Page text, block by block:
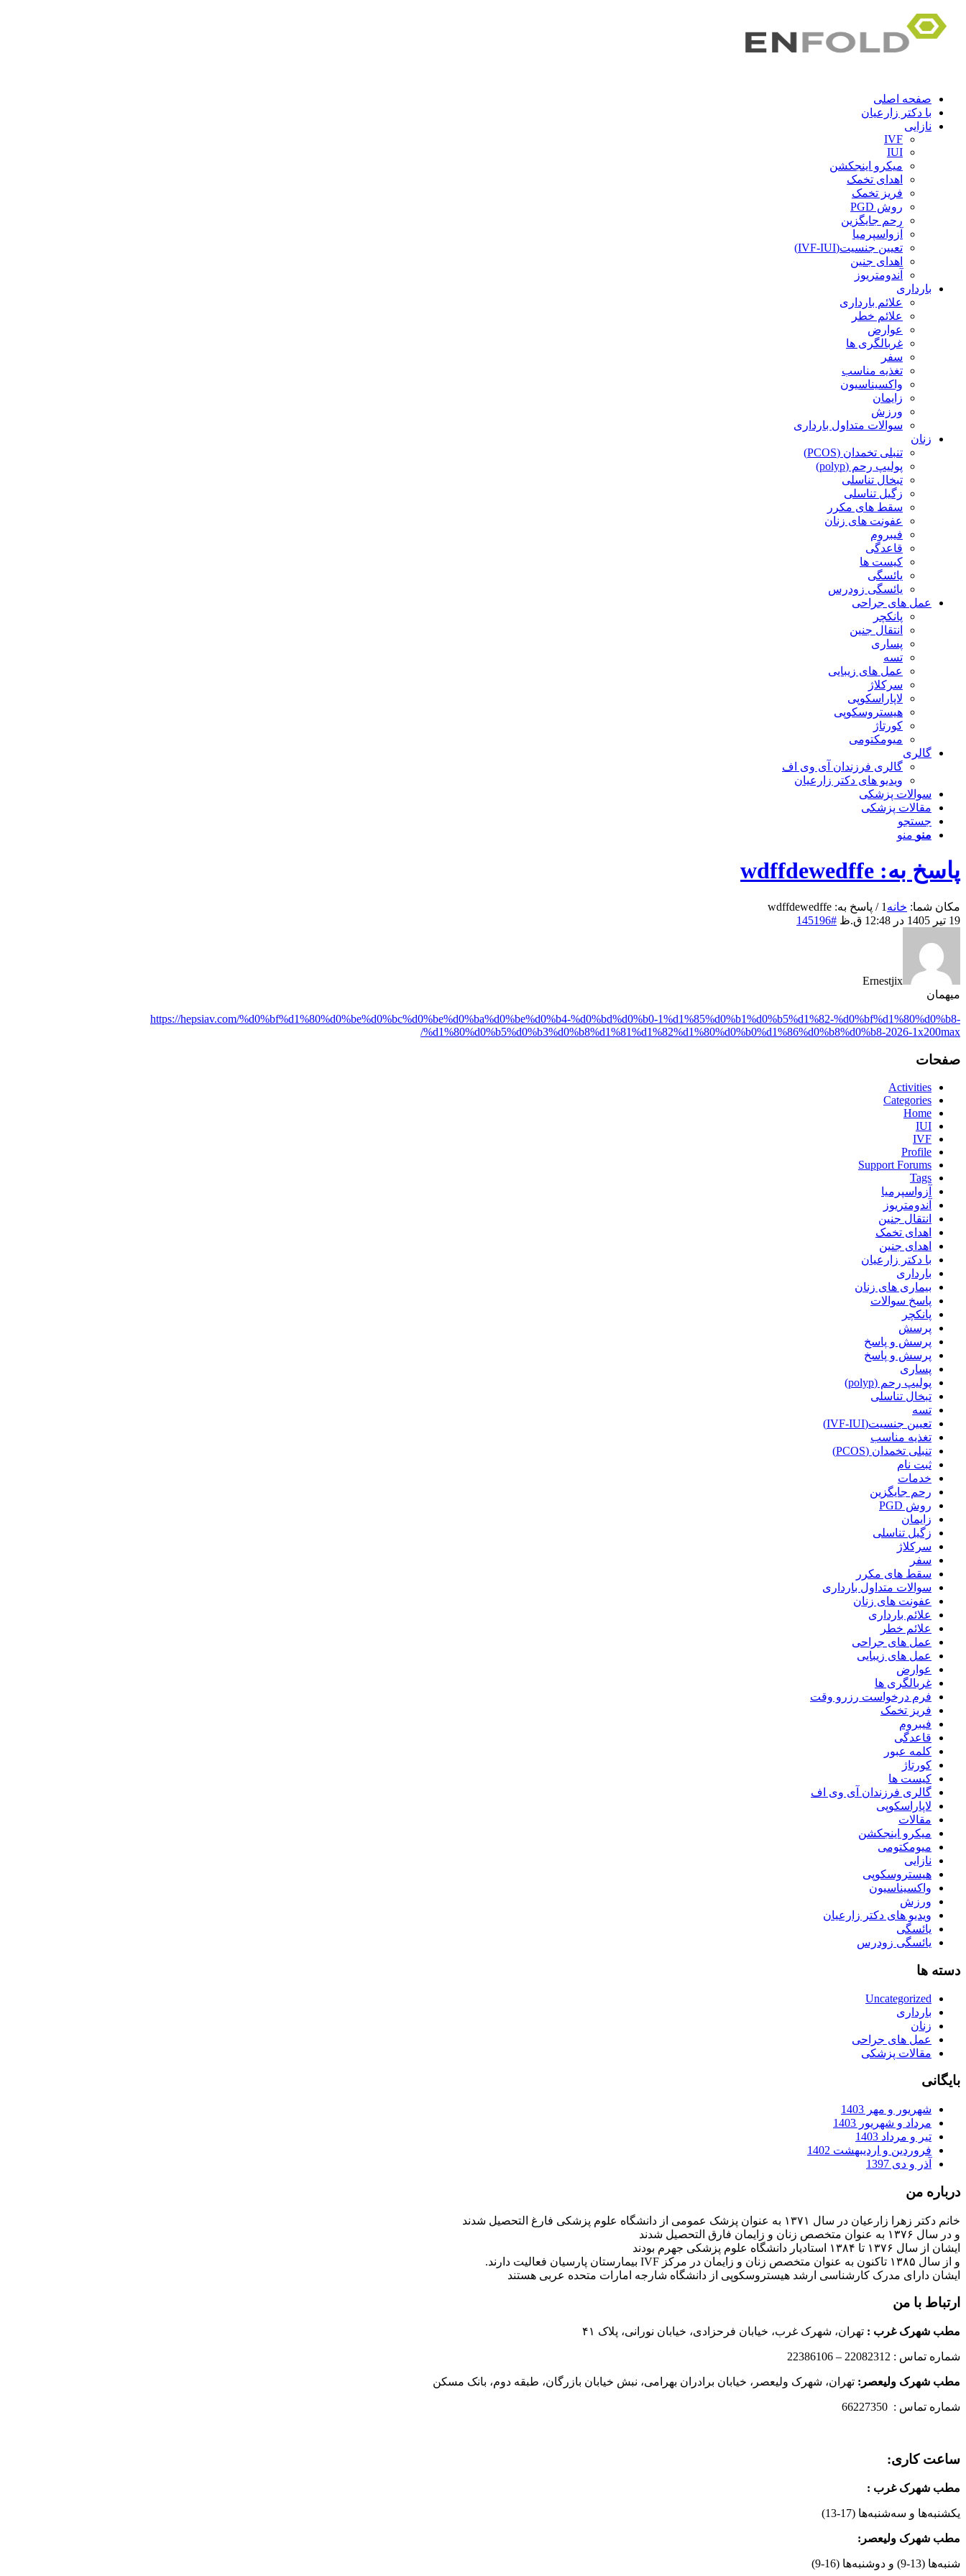
صفحه اصلی
با دکتر زارعیان
نازایی
IVF
IUI
میکرو اینجکشن
اهدای تخمک
فریز تخمک
روش PGD
رحم جایگزین
آزواسپرمیا
تعیین جنسیت(IVF-IUI)
اهدای جنین
آندومتریوز
بارداری
علائم بارداری
علائم خطر
عوارض
غربالگری ها
سفر
تغذیه مناسب
واکسیناسیون
زایمان
ورزش
سوالات متداول بارداری
زنان
تنبلی تخمدان (PCOS)
پولیپ رحم (polyp)
تبخال تناسلی
زگیل تناسلی
سقط های مکرر
عفونت های زنان
فیبروم
قاعدگی
کیست ها
یائسگی
یائسگی زودرس
عمل های جراحی
پانکچر
انتقال جنین
پساری
تسه
عمل های زیبایی
سرکلاژ
لاپاراسکوپی
هیستروسکوپی
کورتاژ
میومکتومی
گالری
گالری فرزندان آی وی اف
ویدیو های دکتر زارعیان
سوالات پزشکی
مقالات پزشکی
جستجو
منو منو
پاسخ به: wdffdewedffe
مکان شما: خانه 1
/ پاسخ به: wdffdewedffe
19 تیر 1405 در 12:48 ق.ظ
#145196
Ernestjix
میهمان
https://hepsiav.com/%d0%bf%d1%80%d0%be%d0%bc%d0%be%d0%ba%d0%be%d0%b4-%d0%bd%d0%b0-1%d1%85%d0%b1%d0%b5%d1%82-%d0%bf%d1%80%d0%b8-
%d1%80%d0%b5%d0%b3%d0%b8%d1%81%d1%82%d1%80%d0%b0%d1%86%d0%b8%d0%b8-2026-1x200max/
صفحات
Activities
Categories
Home
IUI
IVF
Profile
Support Forums
Tags
آزواسپرمیا
آندومتریوز
انتقال جنین
اهدای تخمک
اهدای جنین
با دکتر زارعیان
بارداری
بیماری های زنان
پاسخ سوالات
پانکچر
پرسش
پرسش و پاسخ
پرسش و پاسخ
پساری
پولیپ رحم (polyp)
تبخال تناسلی
تسه
تعیین جنسیت(IVF-IUI)
تغذیه مناسب
تنبلی تخمدان (PCOS)
ثبت نام
خدمات
رحم جایگزین
روش PGD
زایمان
زگیل تناسلی
سرکلاژ
سفر
سقط های مکرر
سوالات متداول بارداری
عفونت های زنان
علائم بارداری
علائم خطر
عمل های جراحی
عمل های زیبایی
عوارض
غربالگری ها
فرم درخواست رزرو وقت
فریز تخمک
فیبروم
قاعدگی
کلمه عبور
کورتاژ
کیست ها
گالری فرزندان آی وی اف
لاپاراسکوپی
مقالات
میکرو اینجکشن
میومکتومی
نازایی
هیستروسکوپی
واکسیناسیون
ورزش
ویدیو های دکتر زارعیان
یائسگی
یائسگی زودرس
دسته ها
Uncategorized
بارداری
زنان
عمل های جراحی
مقالات پزشکی
بایگانی
شهریور و مهر 1403
مرداد و شهریور 1403
تیر و مرداد 1403
فروردین و اردیبهشت 1402
آذر و دی 1397
درباره من
خانم دکتر زهرا زارعیان در سال ۱۳۷۱ به عنوان پزشک عمومی از دانشگاه علوم پزشکی فارغ التحصیل شدند
و در سال ۱۳۷۶ به عنوان متخصص زنان و زایمان فارق التحصیل شدند
ایشان از سال ۱۳۷۶ تا ۱۳۸۴ استادیار دانشگاه علوم پزشکی جهرم بودند
و از سال ۱۳۸۵ تاکنون به عنوان متخصص زنان و زایمان در مرکز IVF بیمارستان پارسیان فعالیت دارند.
ایشان دارای مدرک کارشناسی ارشد هیستروسکوپی از دانشگاه شارجه امارات متحده عربی هستند
ارتباط با من
مطب شهرک غرب : تهران، شهرک غرب، خیابان فرحزادی، خیابان نورانی، پلاک ۴۱
شماره تماس : 22082312 – 22386106
مطب شهرک ولیعصر: تهران، شهرک ولیعصر، خیابان برادران بهرامی، نبش خیابان بازرگان، طبقه دوم، بانک مسکن
شماره تماس : 66227350
ساعت کاری:
مطب شهرک غرب :
یکشنبه‌ها و سه‌شنبه‌ها (17-13)
مطب شهرک ولیعصر:
شنبه‌ها (13-9) و دوشنبه‌ها (16-9)